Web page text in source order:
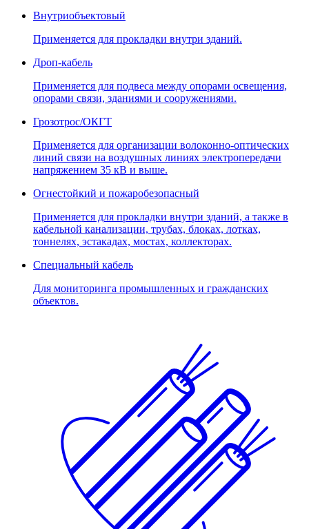
Внутриобъектовый
Применяется для прокладки внутри зданий.
Дроп-кабель
Применяется для подвеса между опорами освещения,
опорами связи, зданиями и сооружениями.
Грозотрос/ОКГТ
Применяется для организации волоконно-оптических
линий связи на воздушных линиях электропередачи
напряжением 35 кВ и выше.
Огнестойкий и пожаробезопасный
Применяется для прокладки внутри зданий, а также в
кабельной канализации, трубах, блоках, лотках,
тоннелях, эстакадах, мостах, коллекторах.
Специальный кабель
Для мониторинга промышленных и гражданских
объектов.